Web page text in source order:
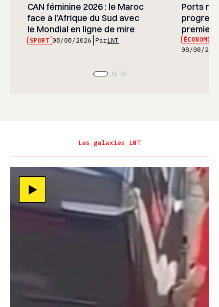
CAN féminine 2026 : le Maroc
face à l’Afrique du Sud avec
le Mondial en ligne de mire
SPORT 08/08/2026 ParLNT
Ports
premier
08/08/
Les galaxies LNT